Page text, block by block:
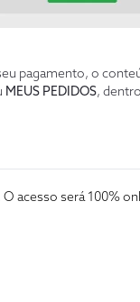
pagamento, o
MEUS PEDIDOS,
será 100%